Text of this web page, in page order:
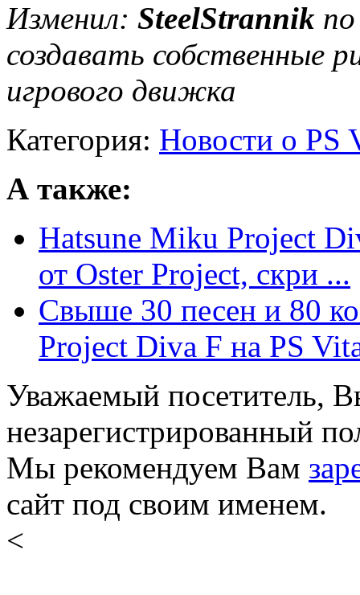
Изменил: SteelStrannik
создавать собственные
игрового движка
Категория: Новости о PS
А также:
Hatsune Miku Project
от Oster Project, скри ...
Свыше 30 песен и 80
Project Diva F на PS
Уважаемый посетитель,
незарегистрированный
Мы рекомендуем Вам
сайт под своим именем.
<